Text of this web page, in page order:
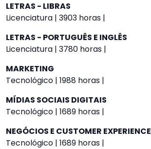
LETRAS - LIBRAS
Licenciatura | 3903 horas |
LETRAS - PORTUGUÊS E INGLÊS
Licenciatura | 3780 horas |
MARKETING
Tecnológico | 1988 horas |
MÍDIAS SOCIAIS DIGITAIS
Tecnológico | 1689 horas |
NEGÓCIOS E CUSTOMER EXPERIENCE
Tecnológico | 1689 horas |